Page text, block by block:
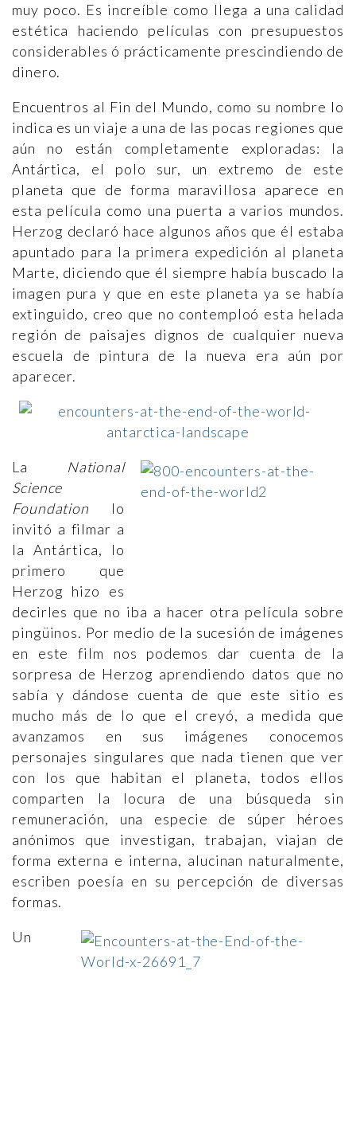
muy poco. Es increíble como llega a una calidad
estética haciendo películas con presupuestos
considerables ó prácticamente prescindiendo de
dinero.
Encuentros al Fin del Mundo, como su nombre lo
indica es un viaje a una de las pocas regiones que
aún no están completamente exploradas: la
Antártica, el polo sur, un extremo de este
planeta que de forma maravillosa aparece en
esta película como una puerta a varios mundos.
Herzog declaró hace algunos años que él estaba
apuntado para la primera expedición al planeta
Marte, diciendo que él siempre había buscado la
imagen pura y que en este planeta ya se había
extinguido, creo que no contemploó esta helada
región de paisajes dignos de cualquier nueva
escuela de pintura de la nueva era aún por
aparecer.
La
National
Science
Foundation lo
invitó a filmar a
la Antártica, lo
primero que
Herzog hizo es
decirles que no iba a hacer otra película sobre
pingüinos. Por medio de la sucesión de imágenes
en este film nos podemos dar cuenta de la
sorpresa de Herzog aprendiendo datos que no
sabía y dándose cuenta de que este sitio es
mucho más de lo que el creyó, a medida que
avanzamos en sus imágenes conocemos
personajes singulares que nada tienen que ver
con los que habitan el planeta, todos ellos
comparten la locura de una búsqueda sin
remuneración, una especie de súper héroes
anónimos que investigan, trabajan, viajan de
forma externa e interna, alucinan naturalmente,
escriben poesía en su percepción de diversas
formas.
Un